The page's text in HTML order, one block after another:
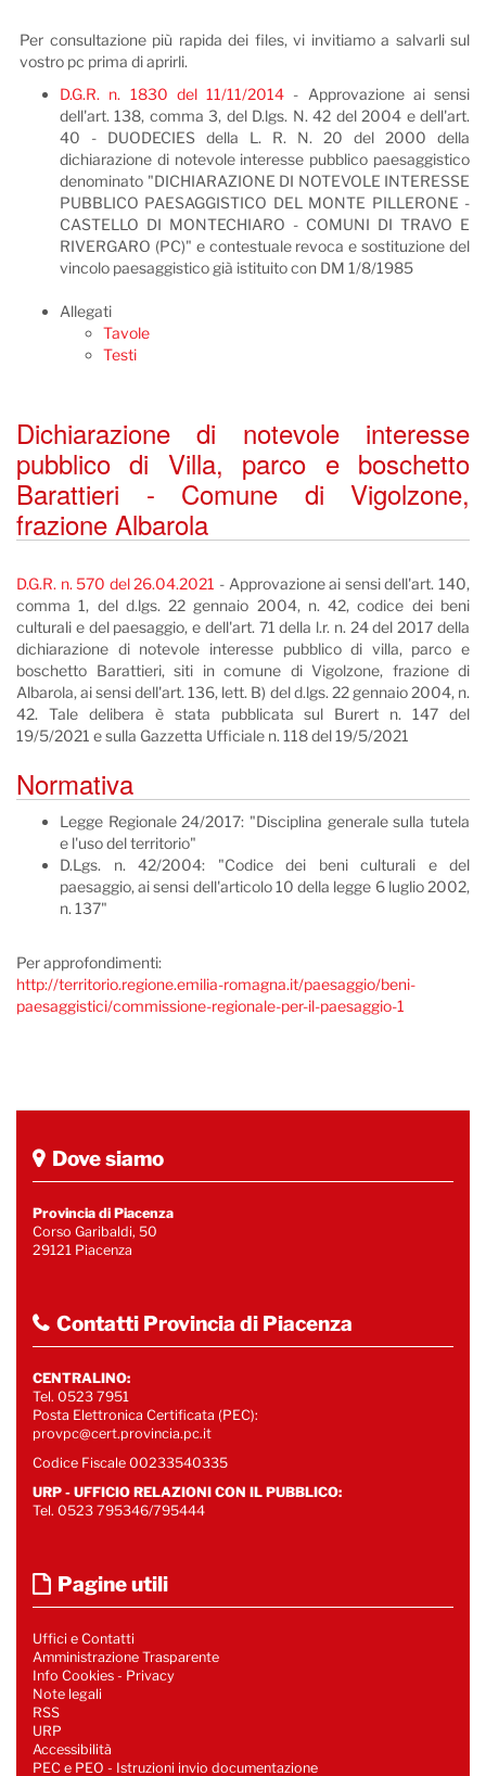
Per consultazione più rapida dei files, vi invitiamo a salvarli sul
vostro pc prima di aprirli.
D.G.R. n. 1830 del 11/11/2014 - Approvazione ai sensi
dell'art. 138, comma 3, del D.lgs. N. 42 del 2004 e dell'art.
40 - DUODECIES della L. R. N. 20 del 2000 della
dichiarazione di notevole interesse pubblico paesaggistico
denominato "DICHIARAZIONE DI NOTEVOLE INTERESSE
PUBBLICO PAESAGGISTICO DEL MONTE PILLERONE -
CASTELLO DI MONTECHIARO - COMUNI DI TRAVO E
RIVERGARO (PC)" e contestuale revoca e sostituzione del
vincolo paesaggistico già istituito con DM 1/8/1985
Allegati
Tavole
Testi
Dichiarazione di notevole interesse
pubblico di Villa, parco e boschetto
Barattieri - Comune di Vigolzone,
frazione Albarola
D.G.R. n. 570 del 26.04.2021 - Approvazione ai sensi dell'art. 140,
comma 1, del d.lgs. 22 gennaio 2004, n. 42, codice dei beni
culturali e del paesaggio, e dell'art. 71 della l.r. n. 24 del 2017 della
dichiarazione di notevole interesse pubblico di villa, parco e
boschetto Barattieri, siti in comune di Vigolzone, frazione di
Albarola, ai sensi dell'art. 136, lett. B) del d.lgs. 22 gennaio 2004, n.
42. Tale delibera è stata pubblicata sul Burert n. 147 del
19/5/2021 e sulla Gazzetta Ufficiale n. 118 del 19/5/2021
Normativa
Legge Regionale 24/2017: "Disciplina generale sulla tutela
e l'uso del territorio"
D.Lgs. n. 42/2004: "Codice dei beni culturali e del
paesaggio, ai sensi dell'articolo 10 della legge 6 luglio 2002,
n. 137"
Per approfondimenti:
http://territorio.regione.emilia-romagna.it/paesaggio/beni-
paesaggistici/commissione-regionale-per-il-paesaggio-1
Dove siamo
Provincia di Piacenza
Corso Garibaldi, 50
29121 Piacenza
Contatti Provincia di Piacenza
CENTRALINO:
Tel. 0523 7951
Posta Elettronica Certificata (PEC):
provpc@cert.provincia.pc.it
Codice Fiscale 00233540335
URP - UFFICIO RELAZIONI CON IL PUBBLICO:
Tel. 0523 795346/795444
Pagine utili
Uffici e Contatti
Amministrazione Trasparente
Info Cookies - Privacy
Note legali
RSS
URP
Accessibilità
PEC e PEO - Istruzioni invio documentazione